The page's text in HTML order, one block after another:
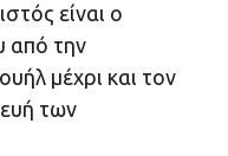
είναι ο
από την
μέχρι και τον
των